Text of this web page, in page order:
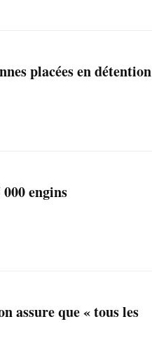
placées en détention
engins
assure que « tous les